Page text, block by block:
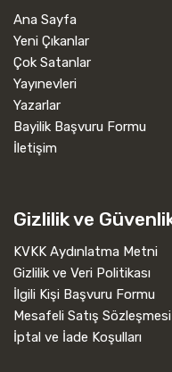
Ana Sayfa
Yeni Çıkanlar
Çok Satanlar
Yayınevleri
Yazarlar
Bayilik Başvuru Formu
İletişim
Gizlilik ve
KVKK Aydınlatma Metni
Gizlilik ve Veri Politikası
İlgili Kişi Başvuru Formu
Mesafeli Satış Sözleşmesi
İptal ve İade Koşulları